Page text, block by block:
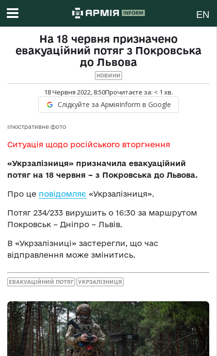
EN
На 18 червня призначено
евакуаційний потяг з Покровська
до Львова
НОВИНИ
18 Червня 2022, 8:50Прочитаєте за: < 1 хв.
Слідкуйте за АрміяInform в Google
Ілюстративне фото
Ситуація щодо російського вторгнення
«Укрзалізниця» призначила евакуаційний
потяг на 18 червня – з Покровська до Львова.
Про це повідомляє «Укрзалізниця».
Потяг 234/233 вирушить о 16:30 за маршрутом
Покровськ – Дніпро – Львів.
В «Укрзалізниці» застерегли, що час
відправлення може змінитись.
ЕВАКУАЦІЙНИЙ ПОТЯГ УКРЗАЛІЗНИЦЯ